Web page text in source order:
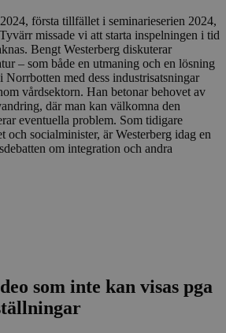
första tillfället i seminarieserien 2024,
missade vi att starta inspelningen i tid
Bengt Westerberg diskuterar
– som både en utmaning och en lösning
med dess industrisatsningar
vårdsektorn. Han betonar behovet av
där man kan välkomna den
eventuella problem. Som tidigare
och socialminister, är Westerberg idag en
om integration och andra
som inte kan visas pga